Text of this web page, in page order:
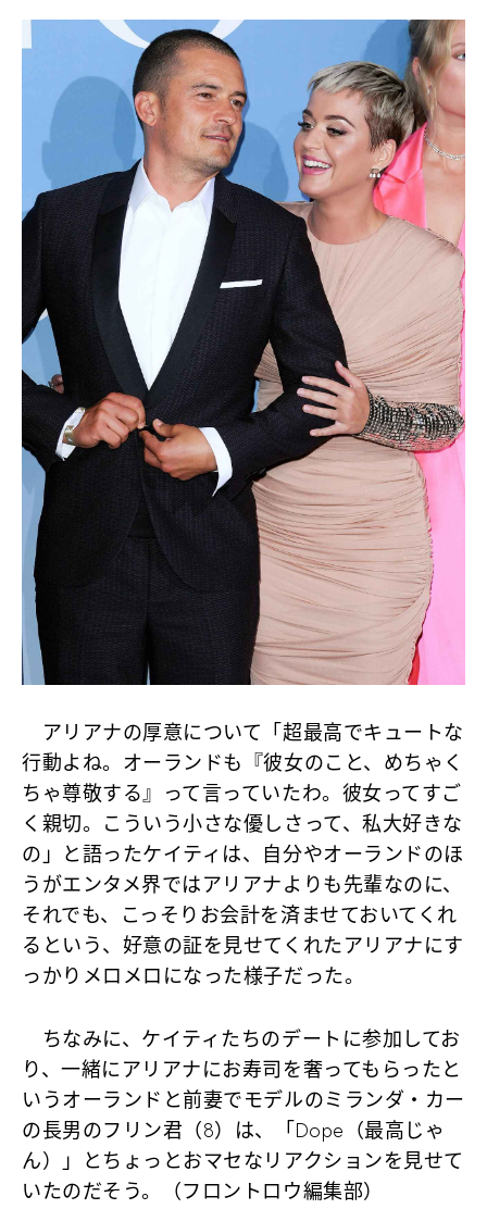
アリアナの厚意について「超最高でキュートな
行動よね。オーランドも『彼女のこと、めちゃく
ちゃ尊敬する』って言っていたわ。彼女ってすご
く親切。こういう小さな優しさって、私大好きな
の」と語ったケイティは、自分やオーランドのほ
うがエンタメ界ではアリアナよりも先輩なのに、
それでも、こっそりお会計を済ませておいてくれ
るという、好意の証を見せてくれたアリアナにす
っかりメロメロになった様子だった。
ちなみに、ケイティたちのデートに参加してお
り、一緒にアリアナにお寿司を奢ってもらったと
いうオーランドと前妻でモデルのミランダ・カー
の長男のフリン君（8）は、「Dope（最高じゃ
ん）」とちょっとおマセなリアクションを見せて
いたのだそう。（フロントロウ編集部）